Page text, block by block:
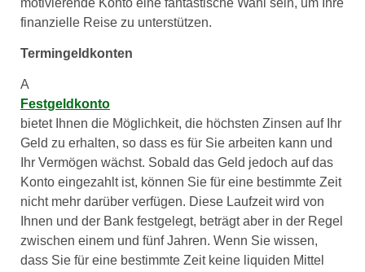
finanzielle Reise zu unterstützen.
Termingeldkonten
A
Festgeldkonto
bietet Ihnen die Möglichkeit, die höchsten Zinsen auf Ihr
Geld zu erhalten, so dass es für Sie arbeiten kann und
Ihr Vermögen wächst. Sobald das Geld jedoch auf das
Konto eingezahlt ist, können Sie für eine bestimmte Zeit
nicht mehr darüber verfügen. Diese Laufzeit wird von
Ihnen und der Bank festgelegt, beträgt aber in der Regel
zwischen einem und fünf Jahren. Wenn Sie wissen,
dass Sie für eine bestimmte Zeit keine liquiden Mittel